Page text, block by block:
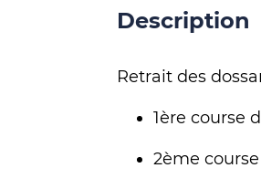
Description
Retrait des
1ère course
2ème